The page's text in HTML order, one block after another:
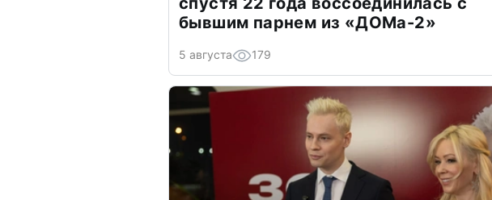
бывшим парнем из «ДОМа-2»
5 августа 179